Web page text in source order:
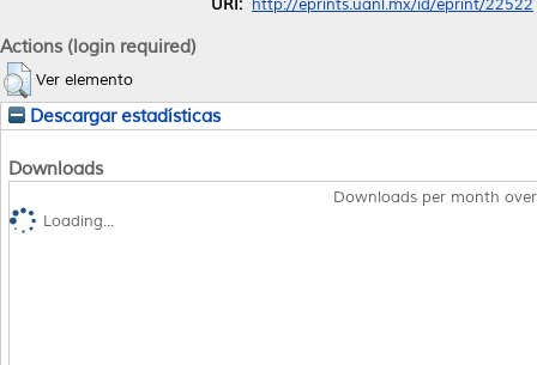
URI: http://eprints.uanl.mx/id/eprint/22522
Actions (login required)
Ver elemento
Descargar estadísticas
Downloads
Downloads per month
Loading...